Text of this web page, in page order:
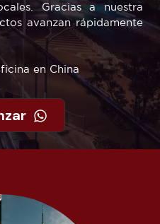
Gracias a nuestra
avanzan rápidamente
en China